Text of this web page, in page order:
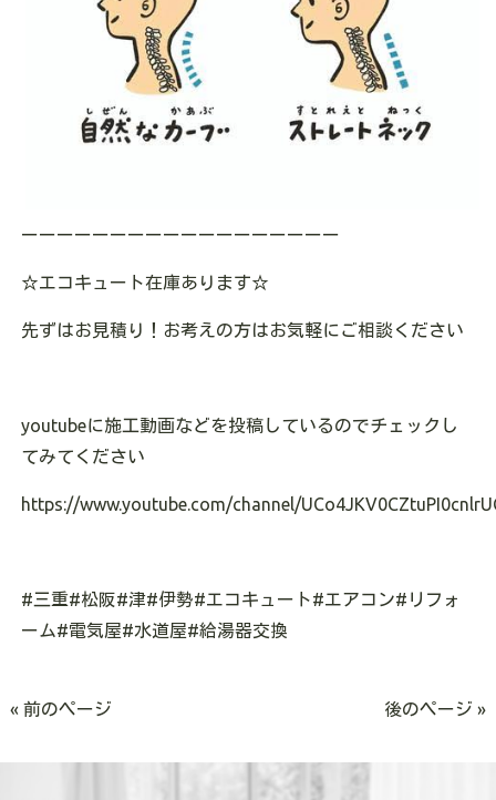
ーーーーーーーーーーーーーーーーーー
☆エコキュート在庫あります☆
先ずはお見積り！お考えの方はお気軽にご相談ください
youtubeに施工動画などを投稿しているのでチェックし
てみてください
https://www.youtube.com/channel/
#三重#松阪#津#伊勢#エコキュート#エアコン# リフォ
ーム#電気屋#水道屋#給湯器交換
« 前のページ 後のページ »